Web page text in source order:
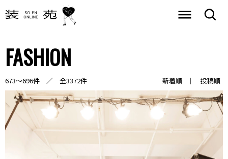
FASHION
673～696件 ／ 全3372件 新着順 投稿順